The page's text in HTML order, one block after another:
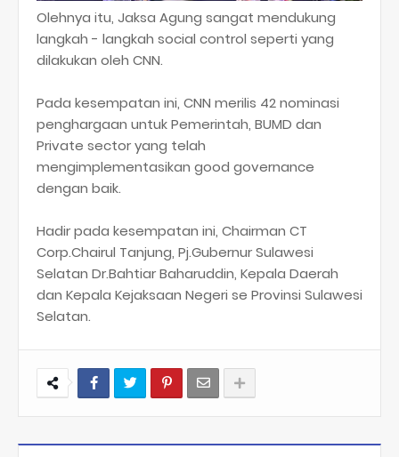
Olehnya itu, Jaksa Agung sangat mendukung
langkah - langkah social control seperti yang
dilakukan oleh CNN.
Pada kesempatan ini, CNN merilis 42 nominasi
penghargaan untuk Pemerintah, BUMD dan
Private sector yang telah
mengimplementasikan good governance
dengan baik.
Hadir pada kesempatan ini, Chairman CT
Corp.Chairul Tanjung, Pj.Gubernur Sulawesi
Selatan Dr.Bahtiar Baharuddin, Kepala Daerah
dan Kepala Kejaksaan Negeri se Provinsi Sulawesi
Selatan.